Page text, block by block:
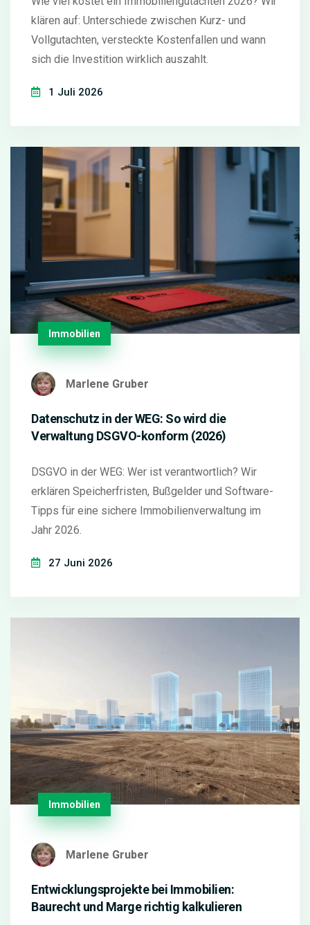
klären auf: Unterschiede zwischen Kurz- und
Vollgutachten, versteckte Kostenfallen und wann
sich die Investition wirklich auszahlt.
1 Juli 2026
Immobilien
Marlene Gruber
Datenschutz in der WEG: So wird die
Verwaltung DSGVO-konform (2026)
DSGVO in der WEG: Wer ist verantwortlich? Wir
erklären Speicherfristen, Bußgelder und Software-
Tipps für eine sichere Immobilienverwaltung im
Jahr 2026.
27 Juni 2026
Immobilien
Marlene Gruber
Entwicklungsprojekte bei Immobilien:
Baurecht und Marge richtig kalkulieren